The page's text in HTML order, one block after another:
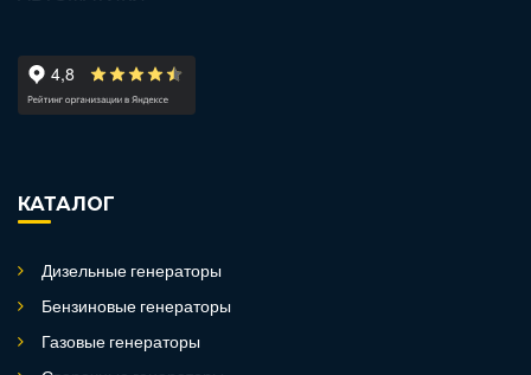
КАТАЛОГ
Дизельные генераторы
Бензиновые генераторы
Газовые генераторы